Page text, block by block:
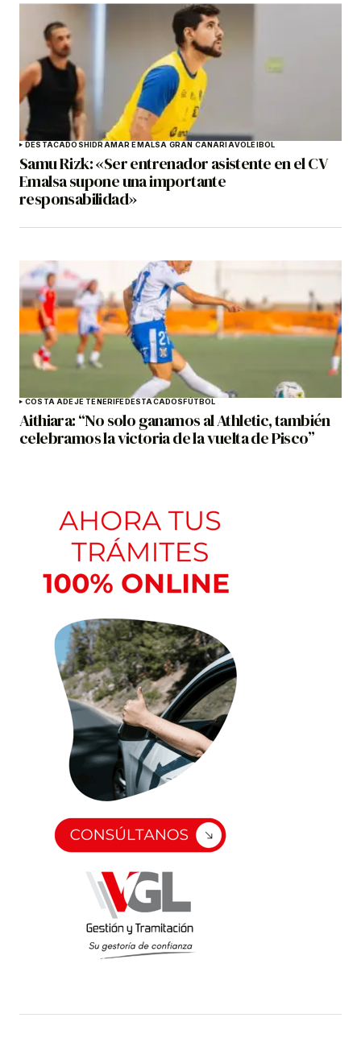
DESTACADOS HIDRAMAR EMALSA GRAN CANARIAVOLEIBOL
Samu Rizk: «Ser entrenador asistente en el CV
Emalsa supone una importante
responsabilidad»
COSTA ADEJE TENERIFE DESTACADOS FÚTBOL
Aithiara: “No solo ganamos al Athletic, también
celebramos la victoria de la vuelta de Pisco”